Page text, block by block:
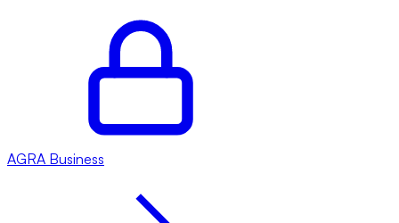
AGRA Business